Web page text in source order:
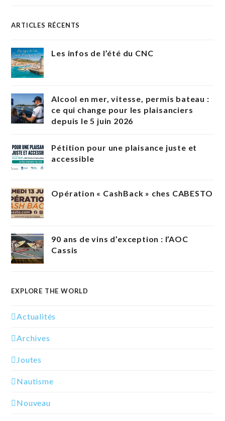
ARTICLES RÉCENTS
Les infos de l’été du CNC
Alcool en mer, vitesse, permis bateau :
ce qui change pour les plaisanciers
depuis le 5 juin 2026
Pétition pour une plaisance juste et
accessible
Opération « CashBack » ches CABESTO
90 ans de vins d’exception : l’AOC
Cassis
EXPLORE THE WORLD
Actualités
Archives
Joutes
Nautisme
Nouveau